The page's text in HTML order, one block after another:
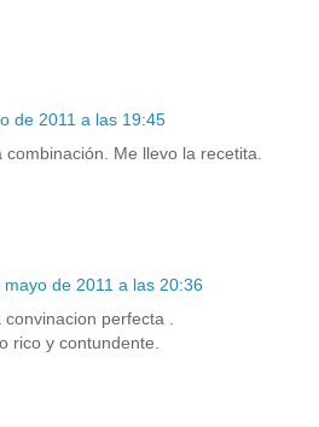
de 2011 a las 19:45
Me llevo la recetita.
mayo de 2011 a las 20:36
perfecta .
rico y contundente.